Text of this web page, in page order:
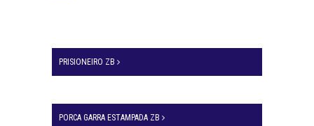
PRISIONEIRO ZB
PORCA GARRA ESTAMPADA ZB